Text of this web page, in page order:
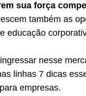
sua força
também as
educação
nesse
linhas 7 dicas
empresas.